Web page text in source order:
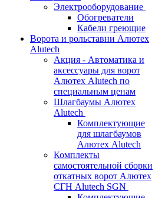
Электрооборудование
Обогреватели
Кабели греющие
Ворота и рольставни Алютех
Alutech
Акция - Автоматика и
аксессуары для ворот
Алютех Alutech по
специальным ценам
Шлагбаумы Алютех
Alutech
Комплектующие
для шлагбаумов
Алютех Alutech
Комплекты
самостоятельной сборки
откатных ворот Алютех
СГН Alutech SGN